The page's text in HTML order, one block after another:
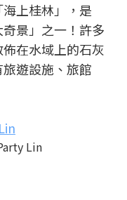
上桂林」，是
奇景」之一！許多
在水域上的石灰
遊設施、旅館
Lin